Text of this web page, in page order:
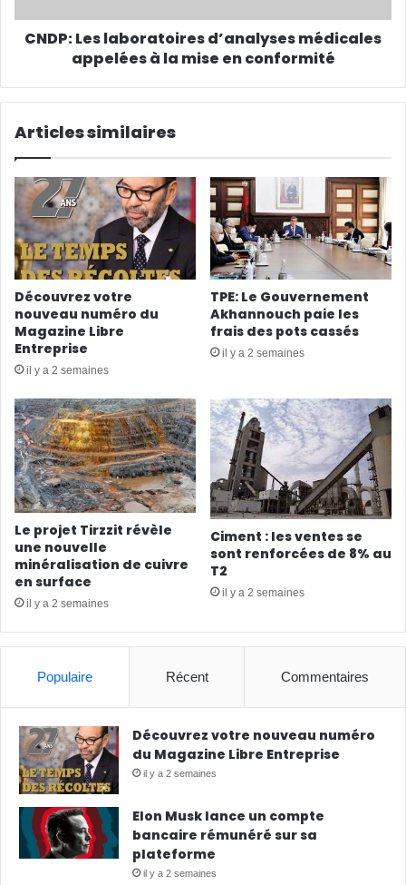
CNDP: Les laboratoires d’analyses médicales
appelées à la mise en conformité
Articles similaires
Découvrez votre
nouveau numéro du
Magazine Libre
Entreprise
il y a 2 semaines
TPE: Le Gouvernement
Akhannouch paie les
frais des pots cassés
il y a 2 semaines
Le projet Tirzzit révèle
une nouvelle
minéralisation de cuivre
en surface
il y a 2 semaines
Ciment : les ventes se
sont renforcées de 8% au
T2
il y a 2 semaines
Populaire Récent Commentaires
Découvrez votre nouveau numéro
du Magazine Libre Entreprise
il y a 2 semaines
Elon Musk lance un compte
bancaire rémunéré sur sa
plateforme
il y a 2 semaines